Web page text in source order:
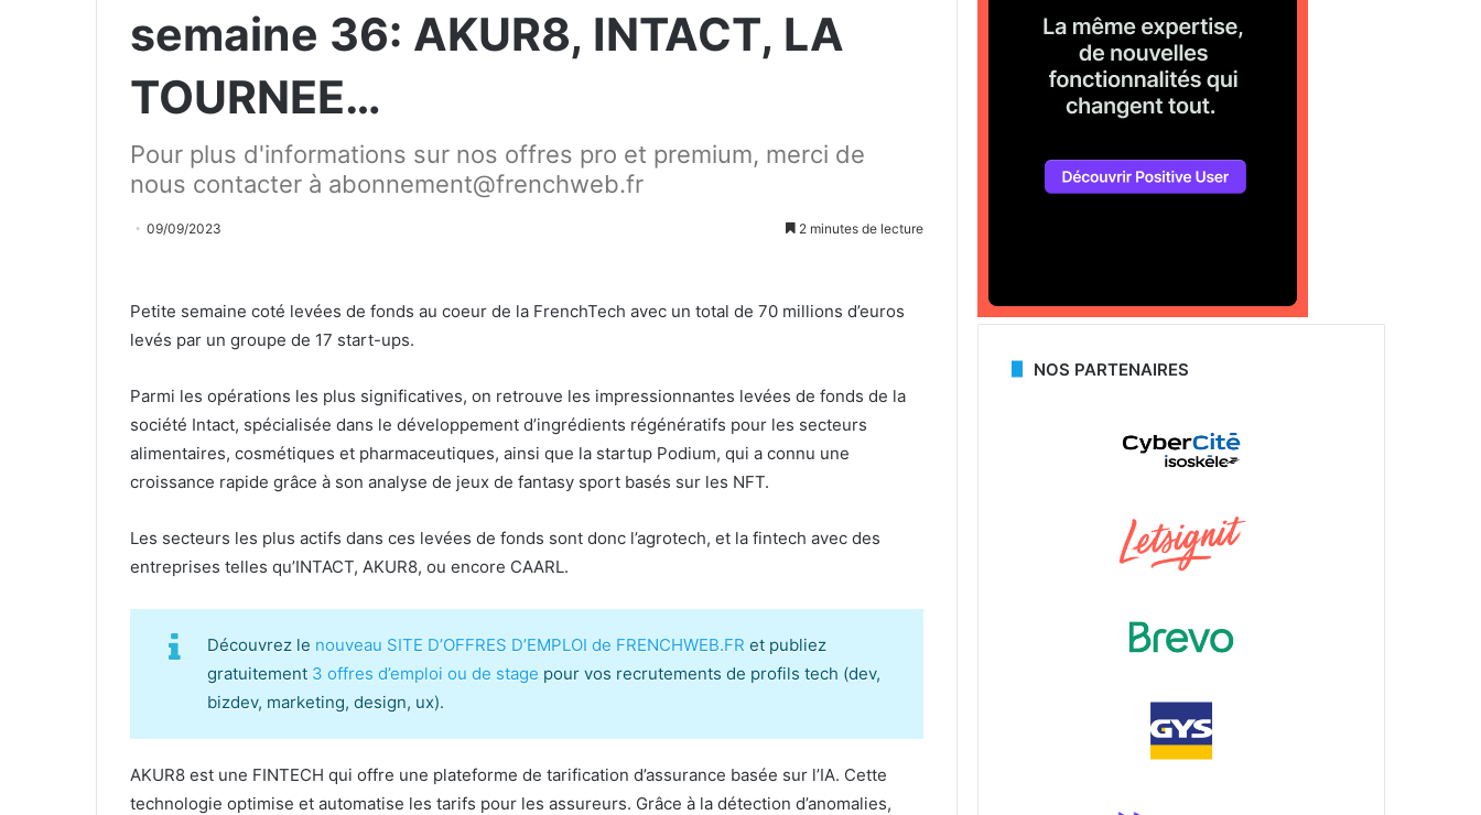
semaine 36: AKUR8, INTACT, LA
TOURNEE…
Pour plus d'informations sur nos offres pro et premium, merci de
nous contacter à abonnement@frenchweb.fr
09/09/2023 2 minutes de lecture
Petite semaine coté levées de fonds au coeur de la FrenchTech avec un total de 70 millions d’euros
levés par un groupe de 17 start-ups.
Parmi les opérations les plus significatives, on retrouve les impressionnantes levées de fonds de la
société Intact, spécialisée dans le développement d’ingrédients régénératifs pour les secteurs
alimentaires, cosmétiques et pharmaceutiques, ainsi que la startup Podium, qui a connu une
croissance rapide grâce à son analyse de jeux de fantasy sport basés sur les NFT.
Les secteurs les plus actifs dans ces levées de fonds sont donc l’agrotech, et la fintech avec des
entreprises telles qu’INTACT, AKUR8, ou encore CAARL.
Découvrez le nouveau SITE D’OFFRES D’EMPLOI de FRENCHWEB.FR et publiez
gratuitement 3 offres d’emploi ou de stage pour vos recrutements de profils tech (dev,
bizdev, marketing, design, ux).
AKUR8 est une FINTECH qui offre une plateforme de tarification d’assurance basée sur l’IA. Cette
technologie optimise et automatise les tarifs pour les assureurs. Grâce à la détection d’anomalies,
NOS PARTENAIRES